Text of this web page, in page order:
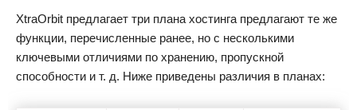
XtraOrbit предлагает три плана хостинга предлагают те же
функции, перечисленные ранее, но с несколькими
ключевыми отличиями по хранению, пропускной
способности и т. д. Ниже приведены различия в планах: